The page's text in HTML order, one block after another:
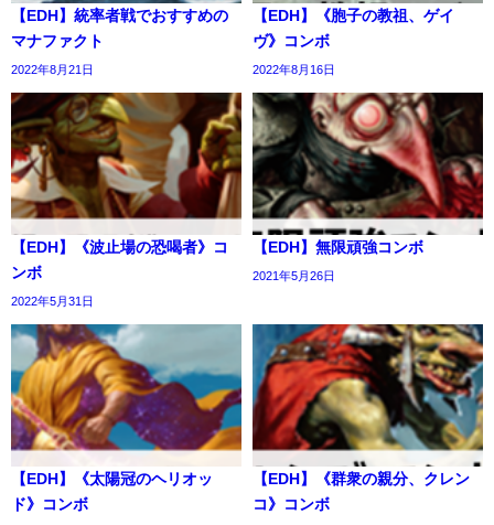
【EDH】統率者戦でおすすめの
マナファクト
2022年8月21日
【EDH】《胞子の教祖、ゲイ
ヴ》コンボ
2022年8月16日
【EDH】《波止場の恐喝者》コ
ンボ
2022年5月31日
【EDH】無限頑強コンボ
2021年5月26日
【EDH】《太陽冠のヘリオッ
ド》コンボ
【EDH】《群衆の親分、クレン
コ》コンボ